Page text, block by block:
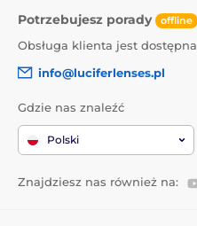
Potrzebujesz porady offline
Obsługa klienta jest dostępna
info@luciferlenses.pl
Gdzie nas znaleźć
Polski
Znajdziesz nas również na: